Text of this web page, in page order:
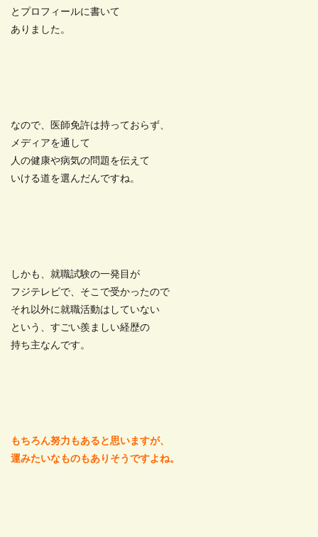
とプロフィールに書いて
ありました。
なので、医師免許は持っておらず、
メディアを通して
人の健康や病気の問題を伝えて
いける道を選んだんですね。
しかも、就職試験の一発目が
フジテレビで、そこで受かったので
それ以外に就職活動はしていない
という、すごい羨ましい経歴の
持ち主なんです。
もちろん努力もあると思いますが、
運みたいなものもありそうですよね。